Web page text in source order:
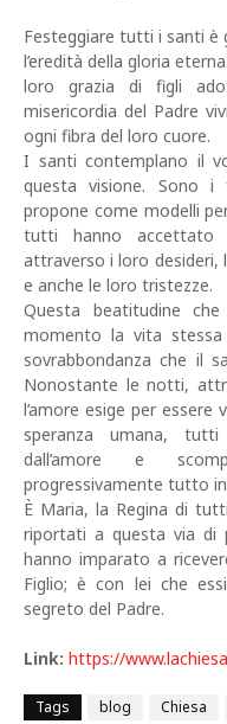
Festeggiare tutti i santi è
l’eredità della gloria
loro grazia di figli
misericordia del Padre
ogni fibra del loro cuore.
I santi contemplano il
questa visione. Sono i
propone come modelli
tutti hanno accettato
attraverso i loro desideri,
e anche le loro tristezze.
Questa beatitudine
momento la vita
sovrabbondanza che il
Nonostante le notti,
l’amore esige per
speranza umana,
dall’amore e
progressivamente tutto
È Maria, la Regina di
riportati a questa via di
hanno imparato a
Figlio; è con lei che
segreto del Padre.
Link: https://
Tags blog Chiesa